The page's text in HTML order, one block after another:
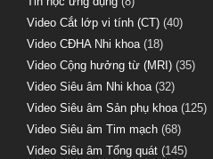
Video Cắt lớp vi tính (CT) (40)
Video CĐHA Nhi khoa(18)
Video Cộng hưởng từ (MRI) (35)
Video Siêu âm Nhi khoa(32)
Video Siêu âm Sản phụ khoa(125)
Video Siêu âm Tim mạch (68)
Video Siêu âm Tổng quát (145)